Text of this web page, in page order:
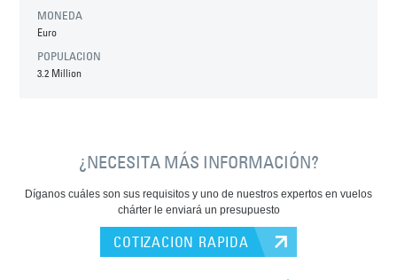
MONEDA
Euro
POPULACION
3.2 Million
¿NECESITA MÁS INFORMACIÓN?
Díganos cuáles son sus requisitos y uno de nuestros expertos en vuelos
chárter le enviará un presupuesto
COTIZACION RAPIDA